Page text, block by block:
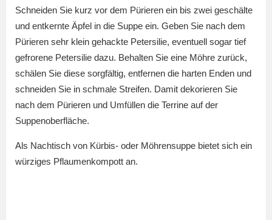
Schneiden Sie kurz vor dem Pürieren ein bis zwei geschälte
und entkernte Äpfel in die Suppe ein. Geben Sie nach dem
Pürieren sehr klein gehackte Petersilie, eventuell sogar tief
gefrorene Petersilie dazu. Behalten Sie eine Möhre zurück,
schälen Sie diese sorgfältig, entfernen die harten Enden und
schneiden Sie in schmale Streifen. Damit dekorieren Sie
nach dem Pürieren und Umfüllen die Terrine auf der
Suppenoberfläche.
Als Nachtisch von Kürbis- oder Möhrensuppe bietet sich ein
würziges Pflaumenkompott an.